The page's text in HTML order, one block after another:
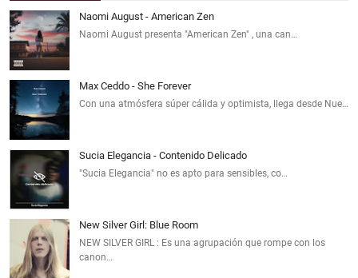
Naomi August - American Zen
Naomi August presenta "American Zen" , una can…
Max Ceddo - She Forever
Con una atmósfera súper cálida y optimista, llega desde Nue…
Sucia Elegancia - Contenido Delicado
"Sucia Elegancia" no es apto para sensibles, co…
New Silver Girl: Blue Room
NEW SILVER GIRL : Es una agrupación que rompe con los
canon…